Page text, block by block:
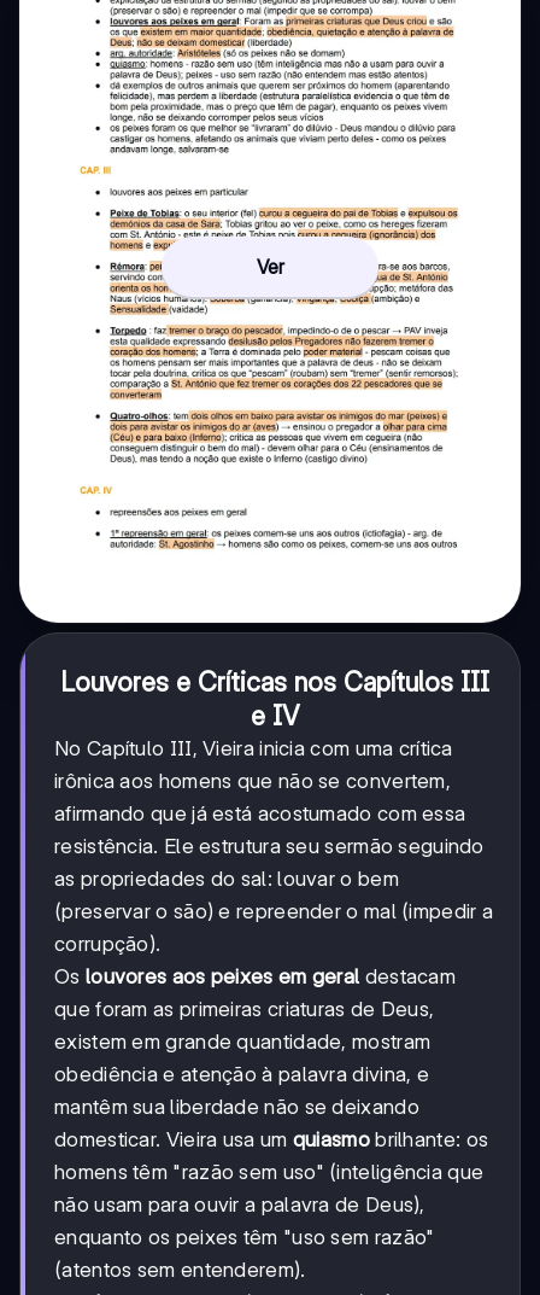
Ver
Louvores e Críticas nos Capítulos III
e IV
No Capítulo III, Vieira inicia com uma crítica
irônica aos homens que não se convertem,
afirmando que já está acostumado com essa
resistência. Ele estrutura seu sermão seguindo
as propriedades do sal: louvar o bem
(preservar o são) e repreender o mal (impedir a
corrupção).
Os louvores aos peixes em geral destacam
que foram as primeiras criaturas de Deus,
existem em grande quantidade, mostram
obediência e atenção à palavra divina, e
mantêm sua liberdade não se deixando
domesticar. Vieira usa um quiasmobrilhante: os
homens têm "razão sem uso" (inteligência que
não usam para ouvir a palavra de Deus),
enquanto os peixes têm "uso sem razão"
(atentos sem entenderem).